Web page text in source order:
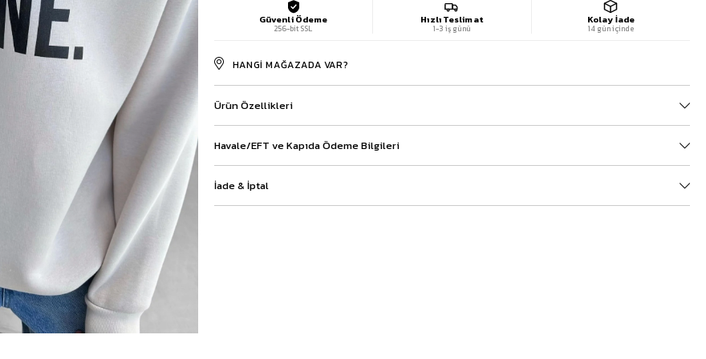
Kargo Şort
Gömlek Pantolon Takım
Ceket Pantolon Takım
Eşofman Takımı
Güvenli Ödeme
256-bit SSL
Hızlı Teslimat
1-3 iş günü
Kolay İade
14 gün içinde
HANGI MAĞAZADA VAR?
Ürün Özellikleri
Havale/EFT ve Kapıda Ödeme Bilgileri
İade & İptal